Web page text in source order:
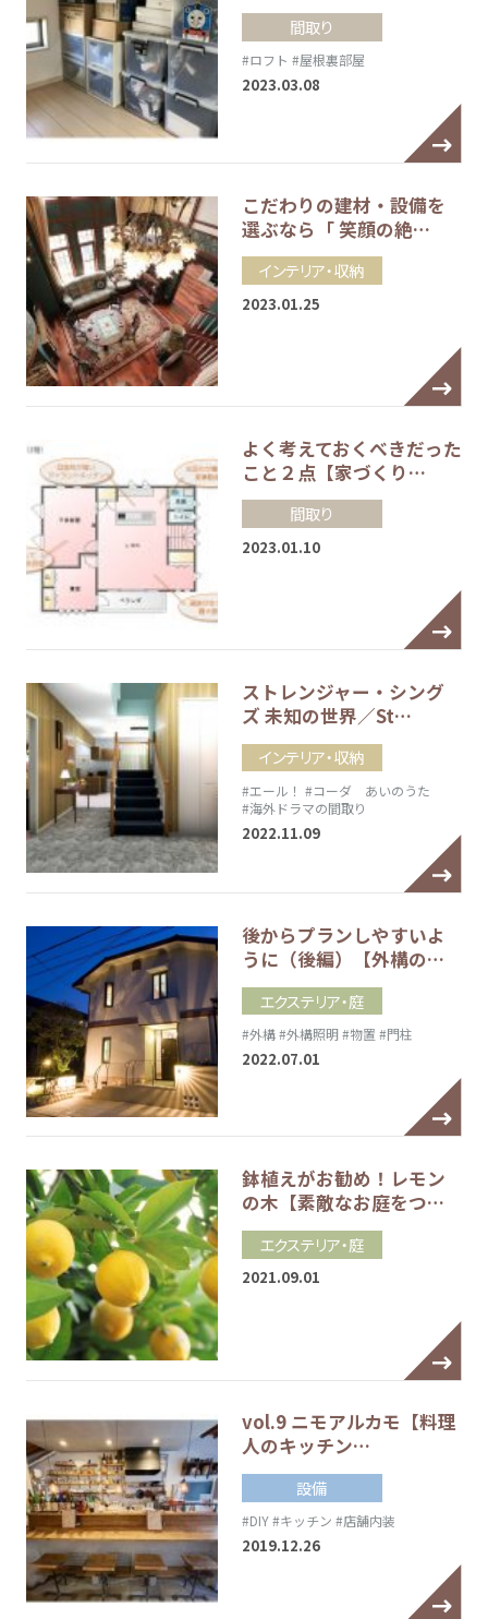
間取り
#ロフト #屋根裏部屋
2023.03.08
こだわりの建材・設備を
選ぶなら「 笑顔の絶…
インテリア・収納
2023.01.25
よく考えておくべきだった
こと２点【家づくり…
間取り
2023.01.10
ストレンジャー・シング
ズ 未知の世界／St…
インテリア・収納
#エール！ #コーダ あいのうた
#海外ドラマの間取り
2022.11.09
後からプランしやすいよ
うに（後編）【外構の…
エクステリア・庭
#外構#外構照明 #物置 #門柱
2022.07.01
鉢植えがお勧め！レモン
の木【素敵なお庭をつ…
エクステリア・庭
2021.09.01
vol.9 ニモアルカモ【料理
人のキッチン…
設備
#DIY#キッチン #店舗内装
2019.12.26